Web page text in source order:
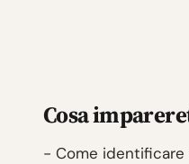
Cosa
- Come identificare